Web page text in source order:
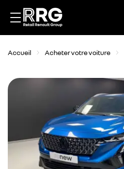
Accueil Acheter votre voiture